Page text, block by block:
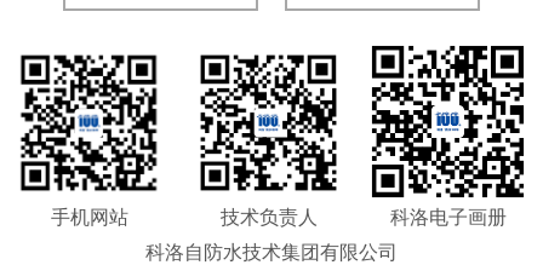
手机网站 技术负责人
科洛电子画册
科洛自防水技术集团有限公司